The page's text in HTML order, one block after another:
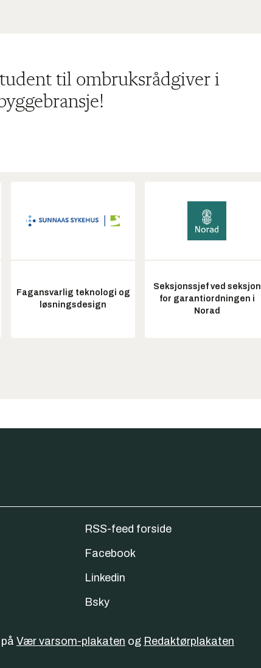
til ombruksrådgiver i
Fagansvarlig teknologi og
løsningsdesign
Seksjonssjef ved seksjon
for garantiordningen i
Norad
RSS-feed forside
Facebook
Linkedin
Bsky
Vær varsom-plakaten og Redaktørplakaten